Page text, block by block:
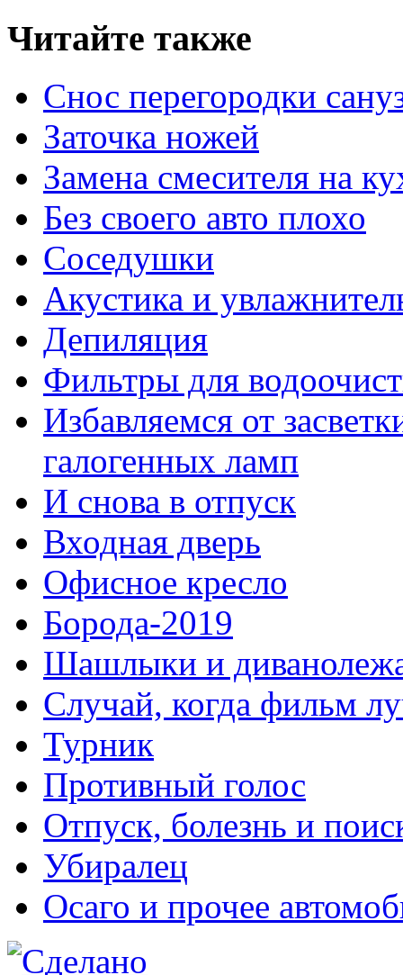
Читайте также
Снос перегородки
Заточка ножей
Замена смесителя на
Без своего авто плохо
Соседушки
Акустика и
Депиляция
Фильтры для
Избавляемся от
галогенных ламп
И снова в отпуск
Входная дверь
Офисное кресло
Борода-2019
Шашлыки и
Случай, когда фильм
Турник
Противный голос
Отпуск, болезнь и
Убиралец
Осаго и прочее